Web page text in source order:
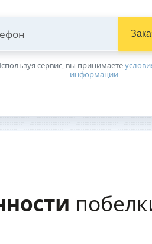
сервис, вы принимаетe
информации